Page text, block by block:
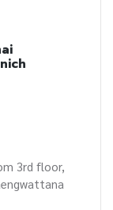
3rd floor,